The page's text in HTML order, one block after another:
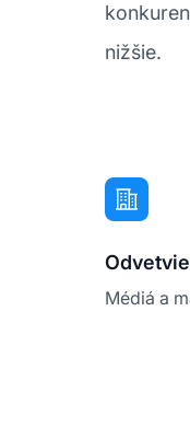
nižšie.
Odvetvie
Médiá a